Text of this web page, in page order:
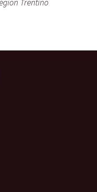
Trentino